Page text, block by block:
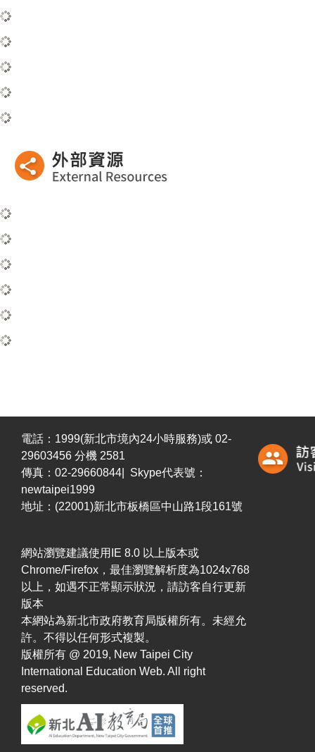
電話：1999(新北市境內24小時服務)或 02-
29603456 分機 2581
傳真：02-29660844| Skype代表號：
newtaipei1999
地址：(22001)新北市板橋區中山路1段161號
網站瀏覽建議使用IE 8.0 以上版本或
Chrome/Firefox，最佳瀏覽解析度為1024x768
以上，如遇不正常顯示狀況，請訪客自行更新
版本
本網站為新北市政府教育局版權所有。未經允
許。不得以任何形式複製。
版權所有 @ 2019, New Taipei City
International Education Web. All right
reserved.